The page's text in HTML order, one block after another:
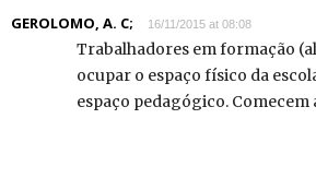
GEROLOMO, A. C; 16/11/2015 at 08:08
Trabalhadores em formação
ocupar o espaço físico da
espaço pedagógico. Comecem